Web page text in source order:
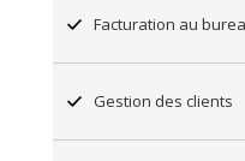
Facturation au
Gestion des clients